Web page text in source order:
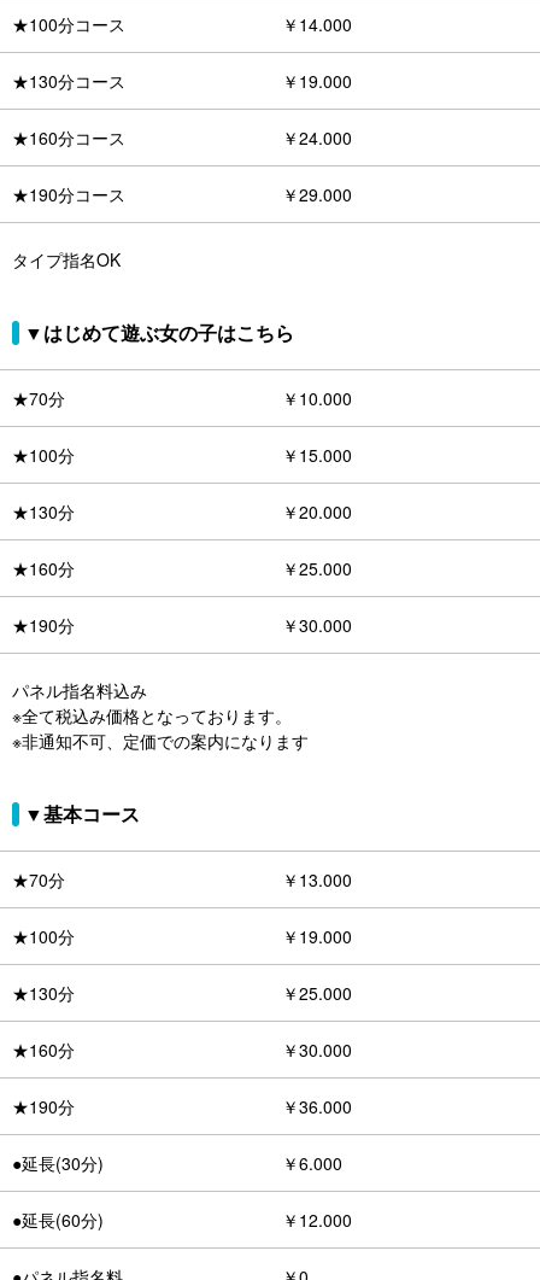
★100分コース ￥14.000
★130分コース ￥19.000
★160分コース ￥24.000
★190分コース ￥29.000
タイプ指名OK
▼はじめて遊ぶ女の子はこちら
★70分 ￥10.000
★100分 ￥15.000
★130分 ￥20.000
★160分 ￥25.000
★190分 ￥30.000
パネル指名料込み
※全て税込み価格となっております。
※非通知不可、定価での案内になります
▼基本コース
★70分 ￥13.000
★100分 ￥19.000
★130分 ￥25.000
★160分 ￥30.000
★190分 ￥36.000
●延長(30分) ￥6.000
●延長(60分) ￥12.000